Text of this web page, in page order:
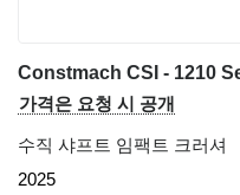
Constmach CSI - 1210
가격은 요청 시 공개
수직 샤프트 임팩트 크러셔
2025